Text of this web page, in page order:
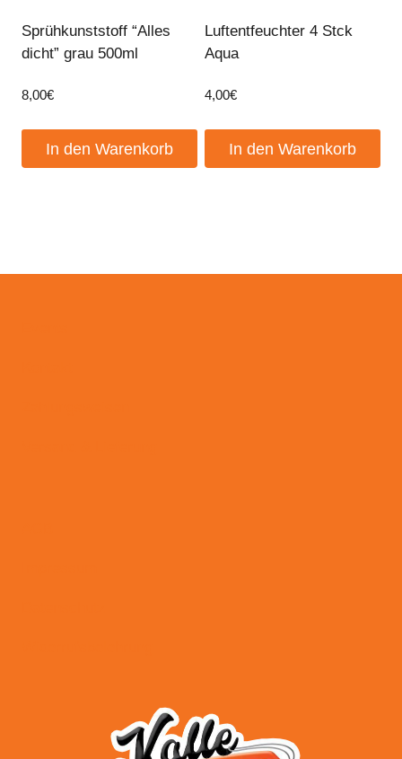
Sprühkunststoff “Alles
dicht” grau 500ml
8,00€
In den Warenkorb
Luftentfeuchter 4 Stck
Aqua
4,00€
In den Warenkorb